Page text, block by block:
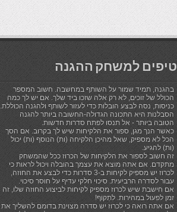
טיפים למשחק ההגנה
בהגנה, תמיד שמור על השותף במחשבה. חשוב המספר
הכולל של זוכים, לא רק אלה שזכו ביד שלך. אם יש לך כמה
כניסות, נסה לבצע הובלות כדי לעזור לשותף ולהגנה הכוללת.
הסבלנות היא התכונה הגדולה-החשובה ביותר להגנה
הטובה ביותר - אל תנסו לפתח סדרות חדשות.
כאשר הנך מגן, ספור את הלקיחות שיש לך בקרוב. אם הסך
הכל לא מספיק, שאל מהיכן הלקיחה (ות) הנוסף (ות) יכול
(ות) להגיע.
זה חשוב לספור את הלקיחות של הכרוז ככל שהמשחק
מתקדם. אם אתה מוצא את עצמך בהובלה ויכול לראות כי
לכרוז יש מספיק לקיחות ב-3 סדרות כדי לבצע את החוזה,
עבור לסדרה הרביעית. סיכוי חלקי עדיף על חוסר סיכוי.
אם חישבת שיש לכרוז מספיק לקיחות לביצוע החוזה שלו, זה
זמן לפעול במהירות. לִתְקוֹף!
אם אתה רואה כי לכרוז יש סדרה מצוינת בדומם להשליך את